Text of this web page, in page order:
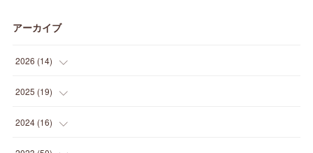
アーカイブ
2026 (14)
(3
(3
(3
2025 (19)
(1
2024 (16)